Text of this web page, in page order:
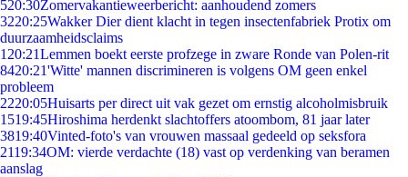
520:30Zomervakantieweerbericht: aanhoudend zomers
3220:25Wakker Dier dient klacht in tegen insectenfabriek Protix om
duurzaamheidsclaims
1 20:21Lemmen boekt eerste profzege in zware Ronde van Polen-rit
8420:21'Witte' mannen discrimineren is volgens OM geen enkel
probleem
2220:05Huisarts per direct uit vak gezet om ernstig alcoholmisbruik
1519:45Hiroshima herdenkt slachtoffers atoombom, 81 jaar later
3819:40Vinted-foto's van vrouwen massaal gedeeld op seksfora
2119:34OM: vierde verdachte (18) vast op verdenking van beramen
aanslag